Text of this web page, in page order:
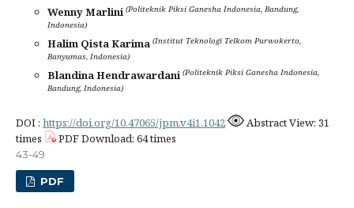
Wenny Marlini (Politeknik Piksi Ganesha Indonesia, Bandung,
Indonesia)
Halim Qista Karima (Institut Teknologi Telkom Purwokerto,
Banyumas, Indonesia)
Blandina Hendrawardani (Politeknik Piksi Ganesha Indonesia,
Bandung, Indonesia)
DOI : https://doi.org/10.47065/jpm.v4i1.1042
Abstract View: 31
times
PDF Download: 64 times
43-49
PDF